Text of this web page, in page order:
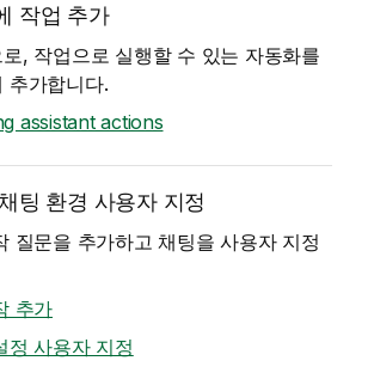
작업 추가
, 작업으로 실행할 수 있는 자동화를
추가합니다.
assistant actions
팅 환경 사용자 지정
질문을 추가하고 채팅을 사용자 지정
추가
정 사용자 지정